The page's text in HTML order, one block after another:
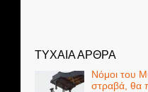
ΤΥΧΑΙΑ ΑΡΘΡΑ
Νόμοι του
στραβά, θα